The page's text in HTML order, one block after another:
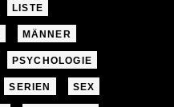
LISTE
MÄNNER
PSYCHOLOGIE
SERIEN SEX